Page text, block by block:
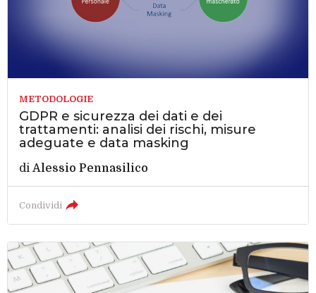
METODOLOGIE
GDPR e sicurezza dei dati e dei
trattamenti: analisi dei rischi, misure
adeguate e data masking
diAlessio Pennasilico
Condividi